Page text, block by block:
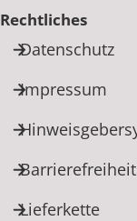
Rechtliches
Datenschutz
Impressum
Barrierefreiheit
Lieferkette